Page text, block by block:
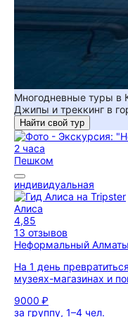
Многодневные туры в
Джипы и треккинг в
Найти свой тур
2 часа
Пешком
индивидуальная
Алиса
4,85
13 отзывов
Неформальный Алматы
На 1 день
музеях-магазинах и
9000 ₽
за группу, 1–4 чел.